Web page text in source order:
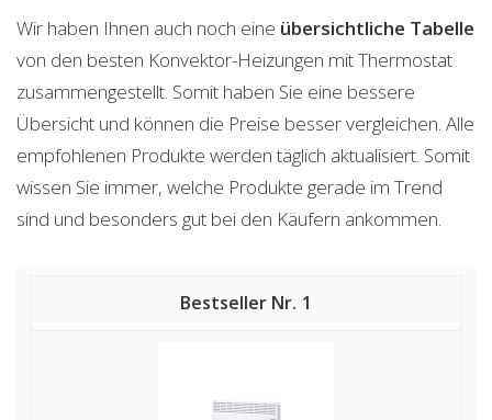
Wir haben Ihnen auch noch eine übersichtliche Tabelle
von den besten Konvektor-Heizungen mit Thermostat
zusammengestellt. Somit haben Sie eine bessere
Übersicht und können die Preise besser vergleichen. Alle
empfohlenen Produkte werden täglich aktualisiert. Somit
wissen Sie immer, welche Produkte gerade im Trend
sind und besonders gut bei den Käufern ankommen.
1